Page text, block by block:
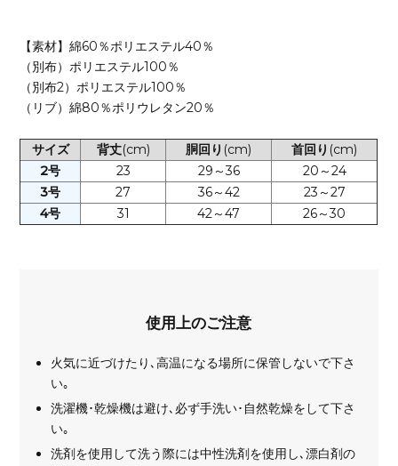
【素材】綿60％ポリエステル40％
（別布）ポリエステル100％
（別布2）ポリエステル100％
（リブ）綿80％ポリウレタン20％
サイズ 背丈(cm) 胴回り (cm) 首回り (cm)
2号
23 29～36
20～24
3号
27 36～42
23～27
4号
31 42～47 26～30
使用上のご注意
火気に近づけたり､高温になる場所に保管しないで下さ
い｡
洗濯機･乾燥機は避け､必ず手洗い･自然乾燥をして下さ
い｡
洗剤を使用して洗う際には中性洗剤を使用し､漂白剤の